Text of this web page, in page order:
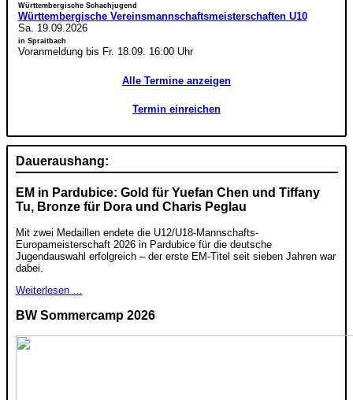
Württembergische Schachjugend
Württembergische Vereinsmannschaftsmeisterschaften U10
Sa. 19.09.2026
in Spraitbach
Voranmeldung bis Fr. 18.09. 16:00 Uhr
Alle Termine anzeigen
Termin einreichen
Daueraushang:
EM in Pardubice: Gold für Yuefan Chen und Tiffany
Tu, Bronze für Dora und Charis Peglau
Mit zwei Medaillen endete die U12/U18-Mannschafts-
Europameisterschaft 2026 in Pardubice für die deutsche
Jugendauswahl erfolgreich – der erste EM-Titel seit sieben Jahren war
dabei.
Weiterlesen …
BW Sommercamp 2026